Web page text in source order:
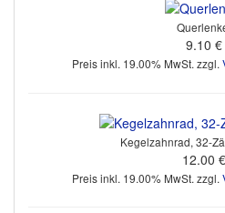
9.10 €
Preis inkl. 19.00% MwSt. zzgl.
Kegelzahnrad, 32-
12.00 €
Preis inkl. 19.00% MwSt. zzgl.